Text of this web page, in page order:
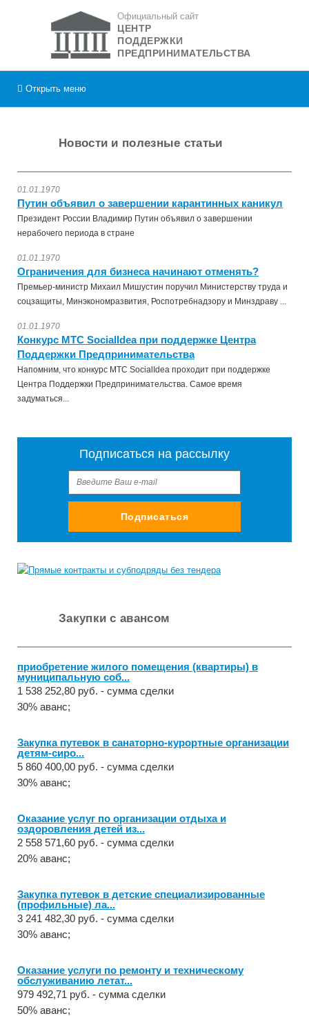
Официальный сайт
ЦЕНТР
ПОДДЕРЖКИ
ПРЕДПРИНИМАТЕЛЬСТВА
Открыть меню
Новости и полезные статьи
01.01.1970
Путин объявил о завершении карантинных каникул
Президент России Владимир Путин объявил о завершении
нерабочего периода в стране
01.01.1970
Ограничения для бизнеса начинают отменять?
Премьер-министр Михаил Мишустин поручил Министерству труда и
соцзащиты, Минэкономразвития, Роспотребнадзору и Минздраву ...
01.01.1970
Конкурс МТС SocialIdea при поддержке Центра
Поддержки Предпринимательства
Напомним, что конкурс МТС SocialIdea проходит при поддержке
Центра Поддержки Предпринимательства. Самое время
задуматься...
Подписаться на рассылку
Подписаться
Закупки с авансом
приобретение жилого помещения (квартиры) в
муниципальную соб...
1 538 252,80 руб. - сумма сделки
30% аванс;
Закупка путевок в санаторно-курортные организации
детям-сиро...
5 860 400,00 руб. - сумма сделки
30% аванс;
Оказание услуг по организации отдыха и
оздоровления детей из...
2 558 571,60 руб. - сумма сделки
20% аванс;
Закупка путевок в детские специализированные
(профильные) ла...
3 241 482,30 руб. - сумма сделки
30% аванс;
Оказание услуги по ремонту и техническому
обслуживанию летат...
979 492,71 руб. - сумма сделки
50% аванс;